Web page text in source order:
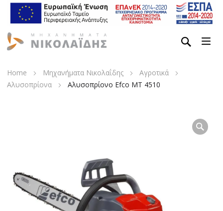
Home Μηχανήματα Νικολαΐδης
Αγροτικά
Αλυσοπρίονα
Αλυσοπρίονο Efco MT 4510